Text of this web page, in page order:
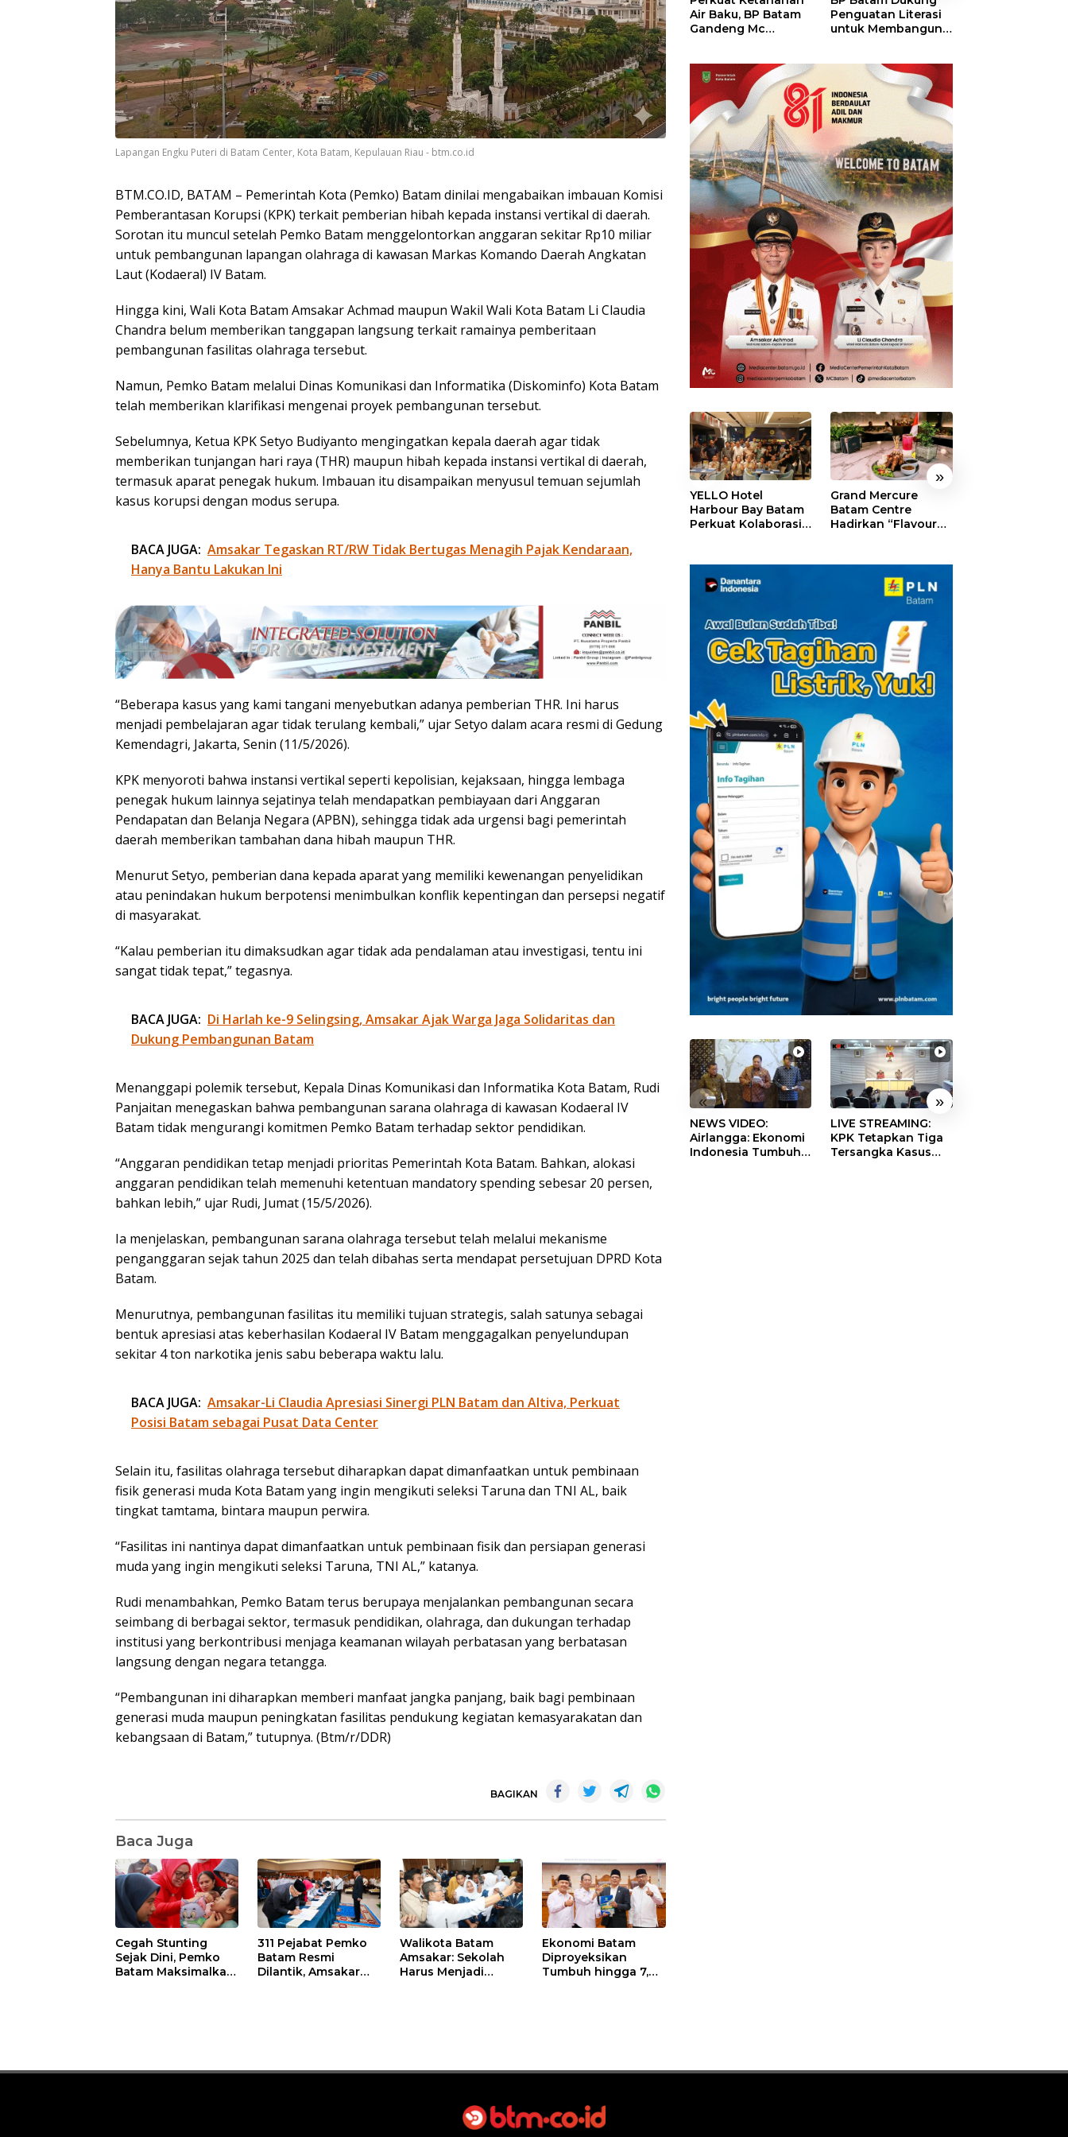
Lapangan Engku Puteri di Batam Center, Kota Batam, Kepulauan Riau - btm.co.id
BTM.CO.ID, BATAM – Pemerintah Kota (Pemko) Batam dinilai mengabaikan imbauan Komisi
Pemberantasan Korupsi (KPK) terkait pemberian hibah kepada instansi vertikal di daerah.
Sorotan itu muncul setelah Pemko Batam menggelontorkan anggaran sekitar Rp10 miliar
untuk pembangunan lapangan olahraga di kawasan Markas Komando Daerah Angkatan
Laut (Kodaeral) IV Batam.
Hingga kini, Wali Kota Batam Amsakar Achmad maupun Wakil Wali Kota Batam Li Claudia
Chandra belum memberikan tanggapan langsung terkait ramainya pemberitaan
pembangunan fasilitas olahraga tersebut.
Namun, Pemko Batam melalui Dinas Komunikasi dan Informatika (Diskominfo) Kota Batam
telah memberikan klarifikasi mengenai proyek pembangunan tersebut.
Sebelumnya, Ketua KPK Setyo Budiyanto mengingatkan kepala daerah agar tidak
memberikan tunjangan hari raya (THR) maupun hibah kepada instansi vertikal di daerah,
termasuk aparat penegak hukum. Imbauan itu disampaikan menyusul temuan sejumlah
kasus korupsi dengan modus serupa.
BACA JUGA: Amsakar Tegaskan RT/RW Tidak Bertugas Menagih Pajak Kendaraan,
Hanya Bantu Lakukan Ini
“Beberapa kasus yang kami tangani menyebutkan adanya pemberian THR. Ini harus
menjadi pembelajaran agar tidak terulang kembali,” ujar Setyo dalam acara resmi di Gedung
Kemendagri, Jakarta, Senin (11/5/2026).
KPK menyoroti bahwa instansi vertikal seperti kepolisian, kejaksaan, hingga lembaga
penegak hukum lainnya sejatinya telah mendapatkan pembiayaan dari Anggaran
Pendapatan dan Belanja Negara (APBN), sehingga tidak ada urgensi bagi pemerintah
daerah memberikan tambahan dana hibah maupun THR.
Menurut Setyo, pemberian dana kepada aparat yang memiliki kewenangan penyelidikan
atau penindakan hukum berpotensi menimbulkan konflik kepentingan dan persepsi negatif
di masyarakat.
“Kalau pemberian itu dimaksudkan agar tidak ada pendalaman atau investigasi, tentu ini
sangat tidak tepat,” tegasnya.
BACA JUGA: Di Harlah ke-9 Selingsing, Amsakar Ajak Warga Jaga Solidaritas dan
Dukung Pembangunan Batam
Menanggapi polemik tersebut, Kepala Dinas Komunikasi dan Informatika Kota Batam, Rudi
Panjaitan menegaskan bahwa pembangunan sarana olahraga di kawasan Kodaeral IV
Batam tidak mengurangi komitmen Pemko Batam terhadap sektor pendidikan.
“Anggaran pendidikan tetap menjadi prioritas Pemerintah Kota Batam. Bahkan, alokasi
anggaran pendidikan telah memenuhi ketentuan mandatory spending sebesar 20 persen,
bahkan lebih,” ujar Rudi, Jumat (15/5/2026).
Ia menjelaskan, pembangunan sarana olahraga tersebut telah melalui mekanisme
penganggaran sejak tahun 2025 dan telah dibahas serta mendapat persetujuan DPRD Kota
Batam.
Menurutnya, pembangunan fasilitas itu memiliki tujuan strategis, salah satunya sebagai
bentuk apresiasi atas keberhasilan Kodaeral IV Batam menggagalkan penyelundupan
sekitar 4 ton narkotika jenis sabu beberapa waktu lalu.
BACA JUGA: Amsakar-Li Claudia Apresiasi Sinergi PLN Batam dan Altiva, Perkuat
Posisi Batam sebagai Pusat Data Center
Selain itu, fasilitas olahraga tersebut diharapkan dapat dimanfaatkan untuk pembinaan
fisik generasi muda Kota Batam yang ingin mengikuti seleksi Taruna dan TNI AL, baik
tingkat tamtama, bintara maupun perwira.
“Fasilitas ini nantinya dapat dimanfaatkan untuk pembinaan fisik dan persiapan generasi
muda yang ingin mengikuti seleksi Taruna, TNI AL,” katanya.
Rudi menambahkan, Pemko Batam terus berupaya menjalankan pembangunan secara
seimbang di berbagai sektor, termasuk pendidikan, olahraga, dan dukungan terhadap
institusi yang berkontribusi menjaga keamanan wilayah perbatasan yang berbatasan
langsung dengan negara tetangga.
“Pembangunan ini diharapkan memberi manfaat jangka panjang, baik bagi pembinaan
generasi muda maupun peningkatan fasilitas pendukung kegiatan kemasyarakatan dan
kebangsaan di Batam,” tutupnya. (Btm/r/DDR)
BAGIKAN
Baca Juga
Cegah Stunting
Sejak Dini, Pemko
Batam Maksimalkan
311 Pejabat Pemko
Batam Resmi
Dilantik, Amsakar
Walikota Batam
Amsakar: Sekolah
Harus Menjadi
Ekonomi Batam
Diproyeksikan
Tumbuh hingga 7,4
Air Baku, BP Batam
Gandeng Mc
Bendungan Sei
Nongsa
Penguatan Literasi
untuk Membangun
Generasi Masa
Depan
« »
YELLO Hotel
Harbour Bay Batam
Perkuat Kolaborasi
Connect
Grand Mercure
Batam Centre
Hadirkan “Flavours
dengan Cita Rasa
Kuliner Indonesia
« »
NEWS VIDEO:
Airlangga: Ekonomi
Indonesia Tumbuh
LIVE STREAMING:
KPK Tetapkan Tiga
Tersangka Kasus